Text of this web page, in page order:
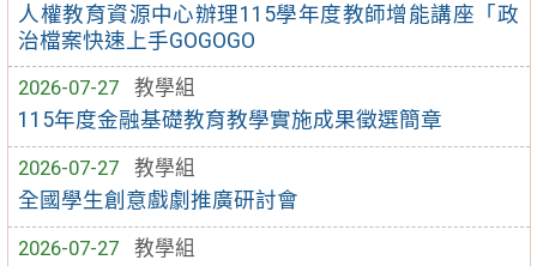
人權教育資源中心辦理115學年度教師增能講座「政
治檔案快速上手GOGOGO
2026-07-27
教學組
115年度金融基礎教育教學實施成果徵選簡章
2026-07-27
教學組
全國學生創意戲劇推廣研討會
2026-07-27
教學組